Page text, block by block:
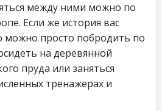
между ними можно по
Если же история вас
можно просто побродить по
на деревянной
пруда или заняться
тренажерах и